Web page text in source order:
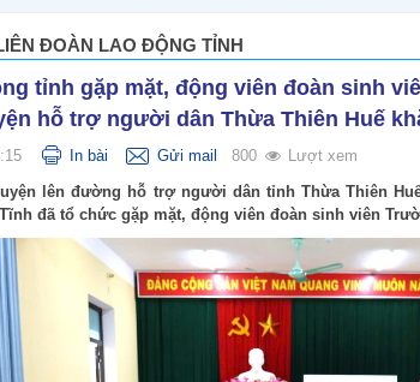
ĐOÀN LAO ĐỘNG TỈNH
tỉnh gặp mặt, động viên đoàn sinh
hỗ trợ người dân Thừa Thiên Huế
In bài Gửi mail 800 Lượt xem
lên đường hỗ trợ người dân tỉnh Thừa Thiên
đã tổ chức gặp mặt, động viên đoàn sinh viên